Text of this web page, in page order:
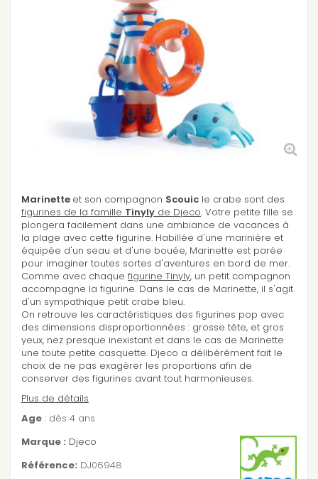
Marinette et son compagnon Scouic le crabe sont des
figurines de la famille Tinyly de Djeco. Votre petite fille se
plongera facilement dans une ambiance de vacances à
la plage avec cette figurine. Habillée d'une marinière et
équipée d'un seau et d'une bouée, Marinette est parée
pour imaginer toutes sortes d'aventures en bord de mer.
Comme avec chaque figurine Tinyly, un petit compagnon
accompagne la figurine. Dans le cas de Marinette, il s'agit
d'un sympathique petit crabe bleu.
On retrouve les caractéristiques des figurines pop avec
des dimensions disproportionnées : grosse tête, et gros
yeux, nez presque inexistant et dans le cas de Marinette
une toute petite casquette. Djeco a délibérément fait le
choix de ne pas exagérer les proportions afin de
conserver des figurines avant tout harmonieuses.
Plus de détails
Age : dès 4 ans
Marque : Djeco
Référence: DJ06948